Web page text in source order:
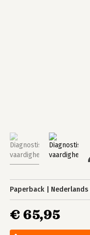
Paperback Nederlands
€ 65,95